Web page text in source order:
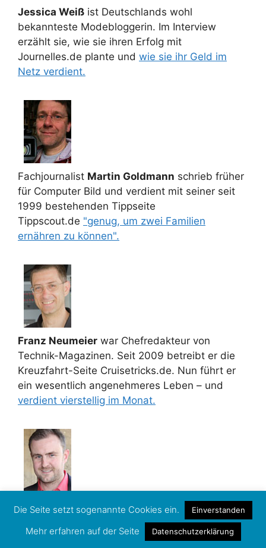
Jessica Weiß ist Deutschlands wohl
bekannteste Modebloggerin. Im Interview
erzählt sie, wie sie ihren Erfolg mit
Journelles.de plante und wie sie ihr Geld im
Netz verdient.
Fachjournalist Martin Goldmann schrieb früher
für Computer Bild und verdient mit seiner seit
1999 bestehenden Tippseite
Tippscout.de "genug, um zwei Familien
ernähren zu können".
Franz Neumeier war Chefredakteur von
Technik-Magazinen. Seit 2009 betreibt er die
Kreuzfahrt-Seite Cruisetricks.de. Nun führt er
ein wesentlich angenehmeres Leben – und
verdient vierstellig im Monat.
Diplom-JournalistFlorian Treiß war
stellvertretender Chefredakteur bei turi2 – und
gründete dann seinen eigenen Newsdienst
Die Seite setzt sogenannte Cookies ein. Einverstanden
Mehr erfahren auf der Seite Datenschutzerklärung